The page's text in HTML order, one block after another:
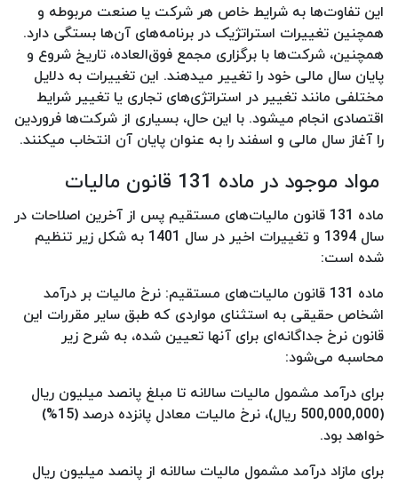
این تفاوت‌ها به شرایط خاص هر شرکت یا صنعت مربوطه و
همچنین تغییرات استراتژیک در برنامه‌های آن‌ها بستگی دارد.
همچنین، شرکت‌ها با برگزاری مجمع فوق‌العاده، تاریخ شروع و
پایان سال مالی خود را تغییر میدهند. این تغییرات به دلایل
مختلفی مانند تغییر در استراتژی‌های تجاری یا تغییر شرایط
اقتصادی انجام میشود. با این حال، بسیاری از شرکت‌ها فروردین
را آغاز سال مالی و اسفند را به عنوان پایان آن انتخاب میکنند.
مواد موجود در ماده 131 قانون مالیات
ماده 131 قانون مالیات‌های مستقیم پس از آخرین اصلاحات در
سال 1394 و تغییرات اخیر در سال 1401 به شکل زیر تنظیم
شده است:
ماده 131 قانون مالیات‌های مستقیم: نرخ مالیات بر درآمد
اشخاص حقیقی به استثنای مواردی که طبق سایر مقررات این
قانون نرخ جداگانه‌ای برای آنها تعیین شده، به شرح زیر
محاسبه می‌شود:
برای درآمد مشمول مالیات سالانه تا مبلغ پانصد میلیون ریال
(500,000,000 ریال)، نرخ مالیات معادل پانزده درصد (15%)
خواهد بود.
برای مازاد درآمد مشمول مالیات سالانه از پانصد میلیون ریال